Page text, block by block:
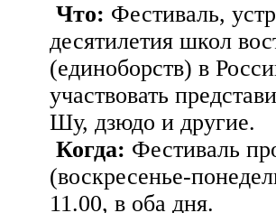
Что: Фестиваль,
десятилетия школ
(единоборств) в
участвовать
Шу, дзюдо и другие.
Когда: Фестиваль
(воскресенье-
11.00, в оба дня.